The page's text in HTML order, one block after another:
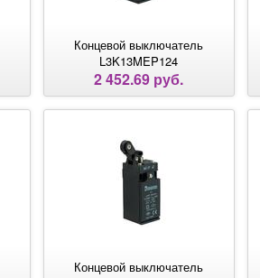
Концевой выключатель
L3K13MEP124
2 452.69 руб.
Концевой выключатель